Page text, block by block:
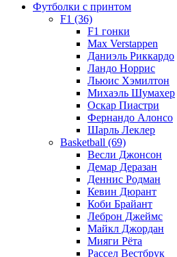
Футболки с принтом
F1 (36)
F1 гонки
Max Verstappen
Даниэль Риккардо
Ландо Норрис
Льюис Хэмилтон
Михаэль Шумахер
Оскар Пиастри
Фернандо Алонсо
Шарль Леклер
Basketball (69)
Весли Джонсон
Демар Деразан
Деннис Родман
Кевин Дюрант
Коби Брайант
Леброн Джеймс
Майкл Джордан
Мияги Рёта
Рассел Вестбрук